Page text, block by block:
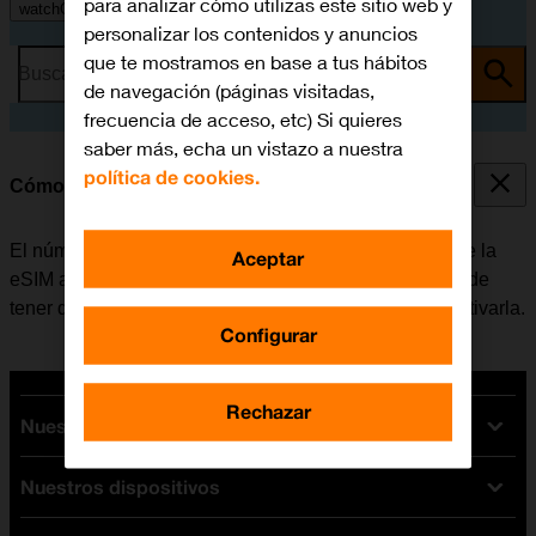
watchOS 11
Busca por problema o tema
Cómo consultar el número EID
El número EID es un número de identificación único de la
eSIM asignado al Apple Watch, que se utiliza en caso de
tener que contactar con el operador, por ejemplo, al activarla.
Nuestras tarifas
Tarifas Orange
Tarifas fibra y móvil
Nuestros dispositivos
personalizar los contenidos y anuncios
que te mostramos en base a tus hábitos
de navegación (páginas visitadas,
frecuencia de acceso, etc) Si quieres
saber más, echa un vistazo a nuestra
política de cookies.
Configurar
Rechazar
Aceptar